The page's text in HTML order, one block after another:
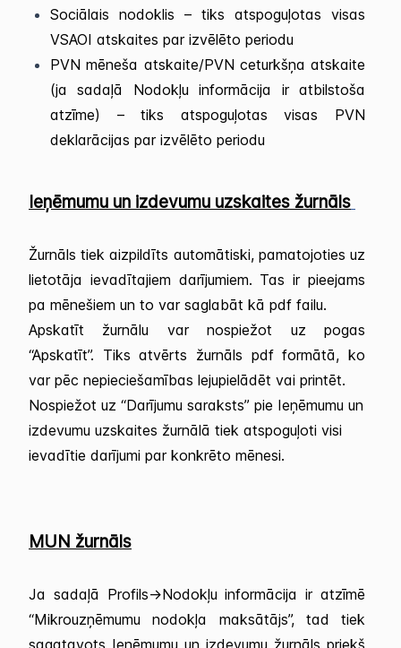
Sociālais nodoklis – tiks atspoguļotas visas
VSAOI atskaites par izvēlēto periodu
PVN mēneša atskaite/PVN ceturkšņa atskaite
(ja sadaļā Nodokļu informācija ir atbilstoša
atzīme) – tiks atspoguļotas visas PVN
deklarācijas par izvēlēto periodu
Ieņēmumu un izdevumu uzskaites žurnāls
Žurnāls tiek aizpildīts automātiski, pamatojoties uz
lietotāja ievadītajiem darījumiem. Tas ir pieejams
pa mēnešiem un to var saglabāt kā pdf failu.
Apskatīt žurnālu var nospiežot uz pogas
“Apskatīt”. Tiks atvērts žurnāls pdf formātā, ko
var pēc nepieciešamības lejupielādēt vai printēt.
Nospiežot uz “Darījumu saraksts” pie Ieņēmumu un
izdevumu uzskaites žurnālā tiek atspoguļoti visi
ievadītie darījumi par konkrēto mēnesi.
MUN žurnāls
Ja sadaļā Profils->Nodokļu informācija ir atzīmē
“Mikrouzņēmumu nodokļa maksātājs”, tad tiek